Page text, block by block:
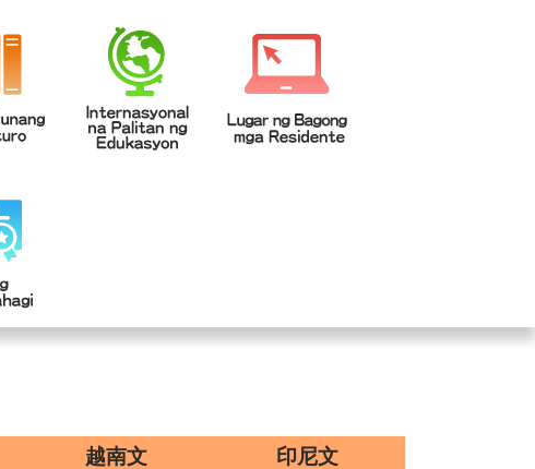
|學校登入 回首頁|
越南文
印尼文